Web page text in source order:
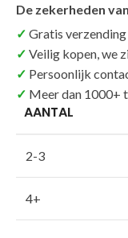
De zekerheden
Gratis
Veilig kopen, we
Persoonlijk
Meer dan 1000+
AANTAL
2-3
4+